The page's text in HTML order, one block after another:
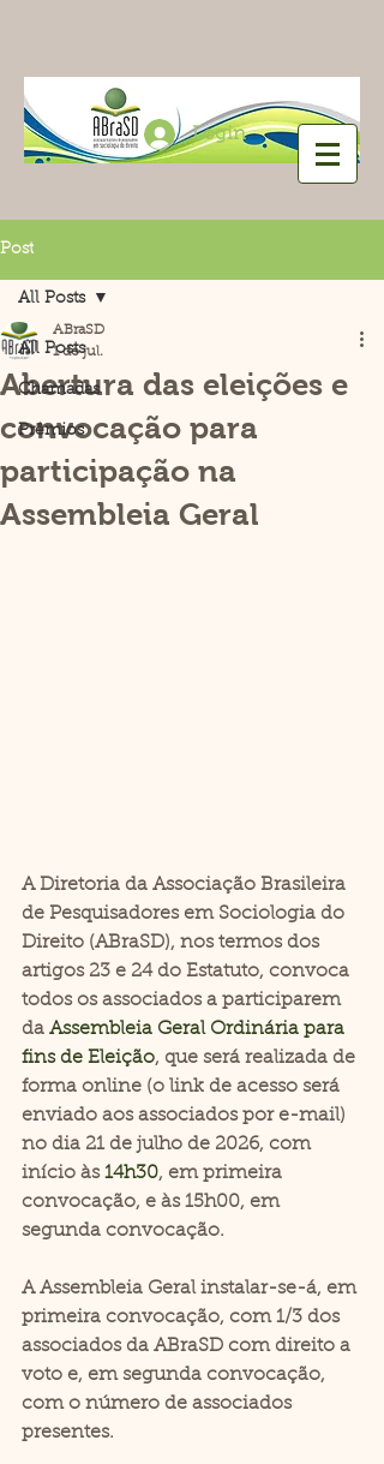
Login
Post
All Posts
Chamadas
Prêmios
All Posts
Abertura das eleições e
convocação para
participação na
Assembleia Geral
ABraSD
1 de jul.
A Diretoria da Associação Brasileira
de Pesquisadores em Sociologia do
Direito (ABraSD), nos termos dos
artigos 23 e 24 do Estatuto, convoca
todos os associados a participarem
da Assembleia Geral Ordinária para
fins de Eleição, que será realizada de
forma online (o link de acesso será
enviado aos associados por e-mail)
no dia 21 de julho de 2026, com
início às 14h30, em primeira
convocação, e às 15h00, em
segunda convocação.
A Assembleia Geral instalar-se-á, em
primeira convocação, com 1/3 dos
associados da ABraSD com direito a
voto e, em segunda convocação,
com o número de associados
presentes.